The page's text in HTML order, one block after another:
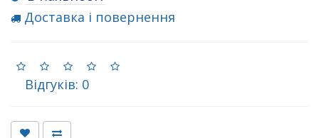
Доставка і повернення
Відгуків: 0